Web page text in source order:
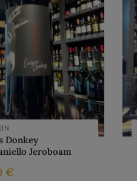
Donkey
Jeroboam
€